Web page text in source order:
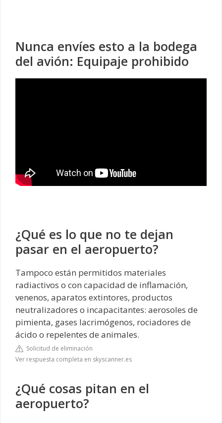
Nunca envíes esto a la bodega
del avión: Equipaje prohibido
¿Qué es lo que no te dejan
pasar en el aeropuerto?
Tampoco están permitidos materiales
radiactivos o con capacidad de inflamación,
venenos, aparatos extintores, productos
neutralizadores o incapacitantes: aerosoles de
pimienta, gases lacrimógenos, rociadores de
ácido o repelentes de animales.
Solicitud de eliminación
Ver respuesta completa en skyscanner.es
¿Qué cosas pitan en el
aeropuerto?